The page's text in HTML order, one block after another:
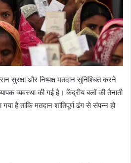
सुरक्षा और निष्पक्ष मतदान सुनिश्चित करने
व्यवस्था की गई है। केंद्रीय बलों की तैनाती
है ताकि मतदान शांतिपूर्ण ढंग से संपन्न हो